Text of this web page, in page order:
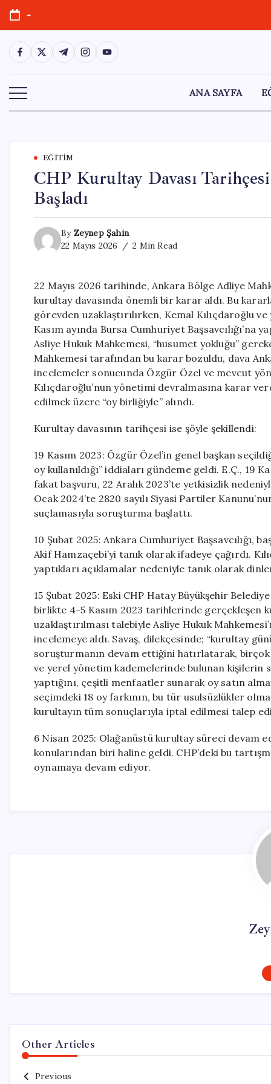
Skip
content
-
https://www.facebook.com/
https://twitter.com/
https://t.me/
https://www.instagram.com/
https://youtube.com/
ANA SAYFA
EĞITIM
CHP Kurultay Davası
Başladı
By Zeynep Şahin
22 Mayıs 2026
2 Min Read
22 Mayıs 2026 tarihinde, Ankara Bölge Adliye
kurultay davasında önemli bir karar aldı. Bu
görevden uzaklaştırılırken, Kemal Kılıçdaroğlu
Kasım ayında Bursa Cumhuriyet
Asliye Hukuk Mahkemesi, “husumet yokluğu”
Mahkemesi tarafından bu karar bozuldu, dava
incelemeler sonucunda Özgür Özel ve mevcut
Kılıçdaroğlu’nun yönetimi devralmasına karar
edilmek üzere “oy birliğiyle” alındı.
Kurultay davasının tarihçesi ise şöyle şekillendi:
19 Kasım 2023: Özgür Özel’in genel başkan
oy kullanıldığı” iddiaları gündeme geldi. E.Ç., 19
fakat başvuru, 22 Aralık 2023’te yetkisizlik
Ocak 2024’te 2820 sayılı Siyasi Partiler
suçlamasıyla soruşturma başlattı.
10 Şubat 2025: Ankara Cumhuriyet Başsavcılığı,
Akif Hamzaçebi’yi tanık olarak ifadeye çağırdı.
yaptıkları açıklamalar nedeniyle tanık olarak
15 Şubat 2025: Eski CHP Hatay Büyükşehir
birlikte 4-5 Kasım 2023 tarihlerinde gerçekleşen
uzaklaştırılması talebiyle Asliye Hukuk
incelemeye aldı. Savaş, dilekçesinde; “kurultay
soruşturmanın devam ettiğini hatırlatarak,
ve yerel yönetim kademelerinde bulunan kişilerin
yaptığını, çeşitli menfaatler sunarak oy satın
seçimdeki 18 oy farkının, bu tür usulsüzlükler
kurultayın tüm sonuçlarıyla iptal edilmesi talep
6 Nisan 2025: Olağanüstü kurultay süreci devam
konularından biri haline geldi. CHP’deki bu
oynamaya devam ediyor.
Other Articles
Previous